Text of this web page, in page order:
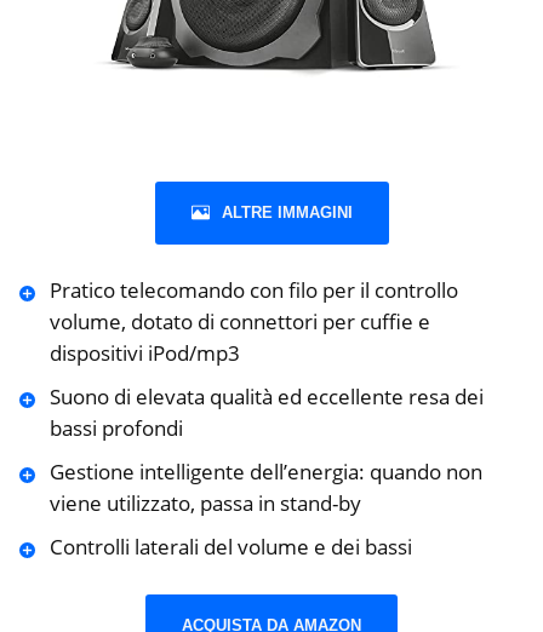
ALTRE IMMAGINI
Pratico telecomando con filo per il controllo
volume, dotato di connettori per cuffie e
dispositivi iPod/mp3
Suono di elevata qualità ed eccellente resa dei
bassi profondi
Gestione intelligente dell’energia: quando non
viene utilizzato, passa in stand-by
Controlli laterali del volume e dei bassi
ACQUISTA DA AMAZON